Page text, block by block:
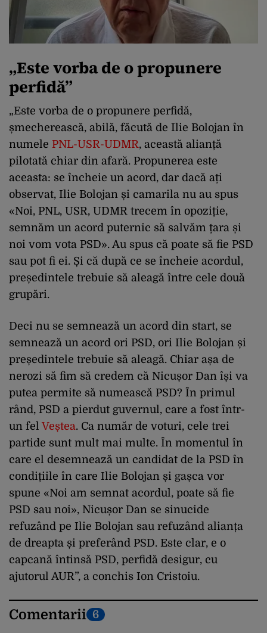
„Este vorba de o propunere
perfidă”
„Este vorba de o propunere perfidă,
șmecherească, abilă, făcută de Ilie Bolojan în
numele PNL-USR-UDMR, această alianță
pilotată chiar din afară. Propunerea este
aceasta: se încheie un acord, dar dacă ați
observat, Ilie Bolojan și camarila nu au spus
«Noi, PNL, USR, UDMR trecem în opoziție,
semnăm un acord puternic să salvăm țara și
noi vom vota PSD». Au spus că poate să fie PSD
sau pot fi ei. Și că după ce se încheie acordul,
președintele trebuie să aleagă între cele două
grupări.
Deci nu se semnează un acord din start, se
semnează un acord ori PSD, ori Ilie Bolojan și
președintele trebuie să aleagă. Chiar așa de
nerozi să fim să credem că Nicușor Dan își va
putea permite să numească PSD? În primul
rând, PSD a pierdut guvernul, care a fost într-
un fel Veștea. Ca număr de voturi, cele trei
partide sunt mult mai multe. În momentul în
care el desemnează un candidat de la PSD în
condițiile în care Ilie Bolojan și gașca vor
spune «Noi am semnat acordul, poate să fie
PSD sau noi», Nicușor Dan se sinucide
refuzând pe Ilie Bolojan sau refuzând alianța
de dreapta și preferând PSD. Este clar, e o
capcană întinsă PSD, perfidă desigur, cu
ajutorul AUR”, a conchis Ion Cristoiu.
Comentarii 6